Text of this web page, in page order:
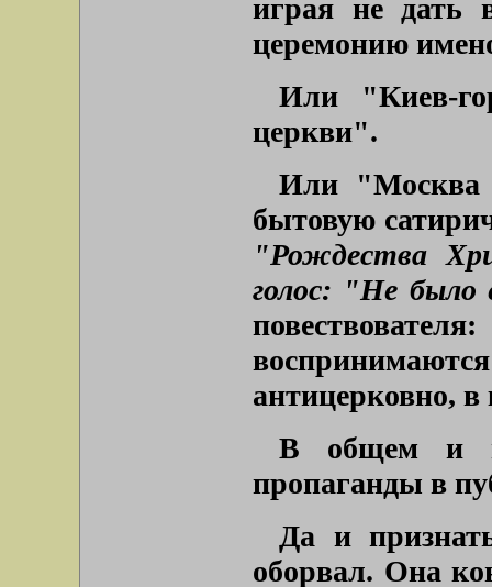
играя не дать
церемонию
Или "Киев-
церкви".
Или "Москва
бытовую
"Рождества
голос: "Не
антицерковно, в
В общем и
пропаганды в
Да и
оборвал. Она